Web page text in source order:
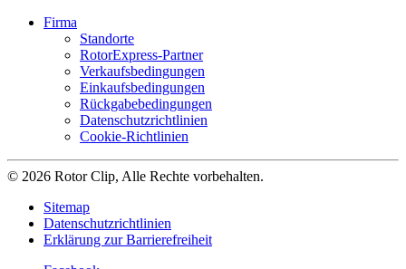
Firma
Standorte
RotorExpress-Partner
Verkaufsbedingungen
Einkaufsbedingungen
Rückgabebedingungen
Datenschutzrichtlinien
Cookie-Richtlinien
© 2026 Rotor Clip, Alle Rechte vorbehalten.
Sitemap
Datenschutzrichtlinien
Erklärung zur Barrierefreiheit